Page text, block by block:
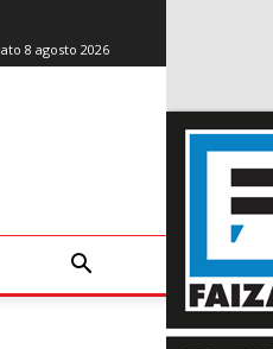
8 agosto 2026